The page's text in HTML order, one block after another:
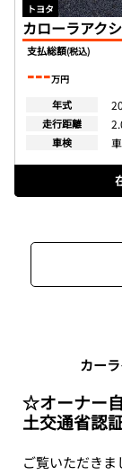
トヨタ
カローラアク
支払総額(税込)
---万円
年式
走行距離
車検
カー
☆オーナー
土交通省認
ご覧いただき